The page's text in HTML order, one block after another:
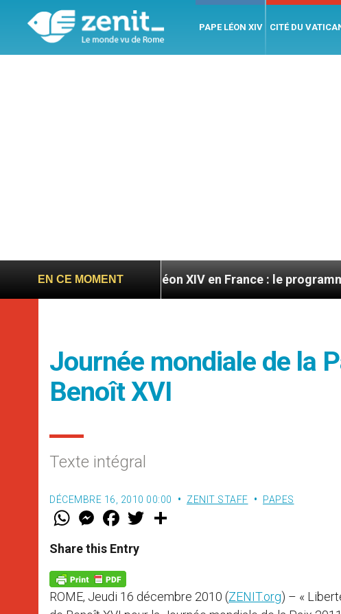
PAPE LÉON XIV CITÉ DU
EN CE MOMENTLéon XIV en France : le programme détaillé
Journée mondiale de la
Benoît XVI
Texte intégral
DÉCEMBRE 16, 2010 00:00 ZENIT STAFF PAPES
W
t
s
p
p
M
e
s
e
g
e
r
F
a
e
b
k
w
Share this Entry
ROME, Jeudi 16 décembre 2010 (ZENIT.org) – «